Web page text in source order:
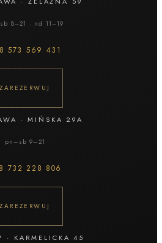
8–21 · nd 11–19
573 569 431
ZAREZERWUJ
·MIŃSKA 29A
pn–sb 9–21
732 228 806
ZAREZERWUJ
· KARMELICKA 45